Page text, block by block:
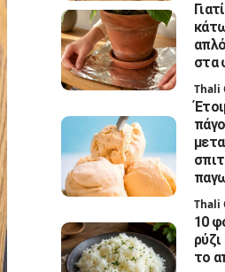
στα
Thali
Thali
10
το